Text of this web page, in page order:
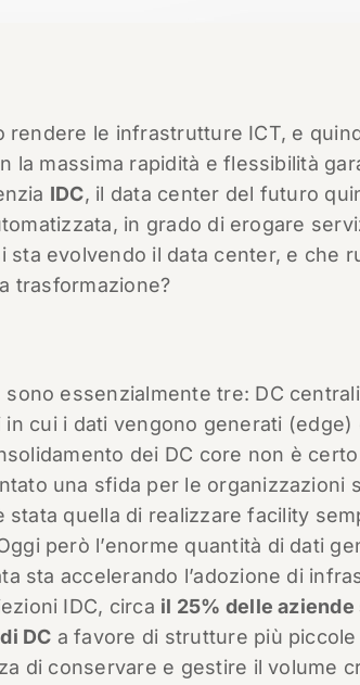
le infrastrutture ICT, e
la massima rapidità e flessibilità
IDC, il data center del futuro
in grado di erogare
evolvendo il data center, e che
trasformazione?
essenzialmente tre: DC
cui i dati vengono generati (edge)
dei DC core non è
una sfida per le organizzazioni
quella di realizzare facility
però l’enorme quantità di dati
sta accelerando l’adozione di
IDC, circa il 25% delle aziende
DC a favore di strutture più
di conservare e gestire il volume